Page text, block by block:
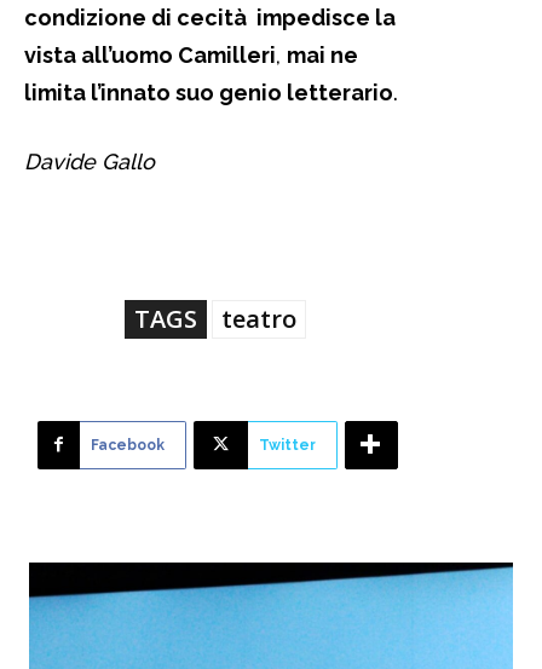
condizione di cecità impedisce la
vista all’uomo Camilleri, mai ne
limita l’innato suo genio letterario.
Davide Gallo
TAGS teatro
Facebook Twitter